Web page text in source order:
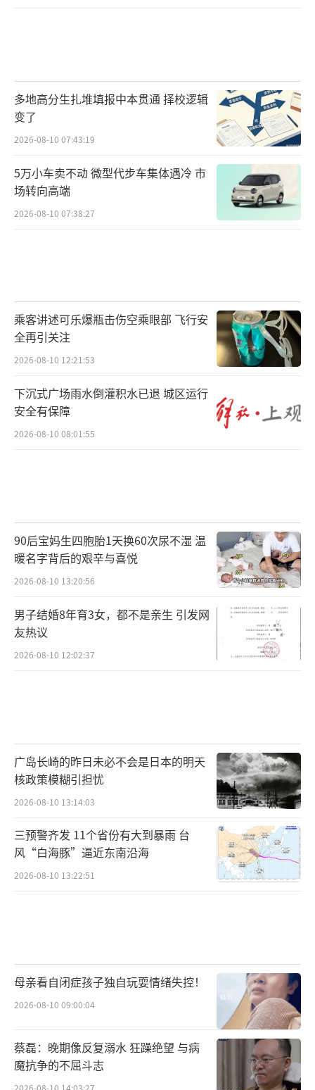
多地高分生扎堆填报中本贯通 择校逻辑
变了
2026-08-10 07:43:19
5万小车卖不动 微型代步车集体遇冷 市
场转向高端
2026-08-10 07:38:27
乘客讲述可乐爆瓶击伤空乘眼部 飞行安
全再引关注
2026-08-10 12:21:53
下沉式广场雨水倒灌积水已退 城区运行
安全有保障
2026-08-10 08:01:55
90后宝妈生四胞胎1天换60次尿不湿 温
暖名字背后的艰辛与喜悦
2026-08-10 13:20:56
男子结婚8年育3女，都不是亲生 引发网
友热议
2026-08-10 12:02:37
广岛长崎的昨日未必不会是日本的明天
核政策模糊引担忧
2026-08-10 13:14:03
三预警齐发 11个省份有大到暴雨 台
风“白海豚”逼近东南沿海
2026-08-10 13:22:51
母亲看自闭症孩子独自玩耍情绪失控！
2026-08-10 09:00:04
蔡磊：晚期像反复溺水 狂躁绝望 与病
魔抗争的不屈斗志